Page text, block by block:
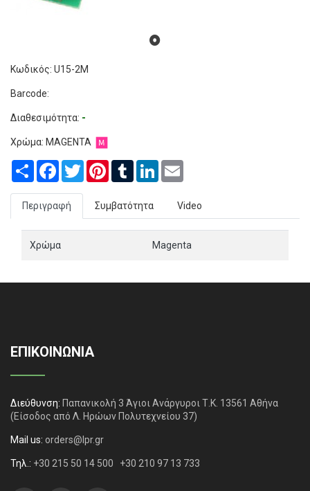
Κωδικός: U15-2M
Barcode:
Διαθεσιμότητα: -
Χρώμα: MAGENTA
Share Facebook
TwitterPinterestTumblrLinkedIn
Περιγραφή Συμβατότητα Video
Χρώμα Magenta
ΕΠΙΚΟΙΝΩΝΙΑ
Διεύθυνση: Παπανικολή 3 Άγιοι Ανάργυροι Τ.Κ. 13561 Αθήνα
(Είσοδος από Λ. Ηρώων Πολυτεχνείου 37)
Mail us: orders@lpr.gr
Τηλ.: +30 215 50 14 500 +30 210 97 13 733